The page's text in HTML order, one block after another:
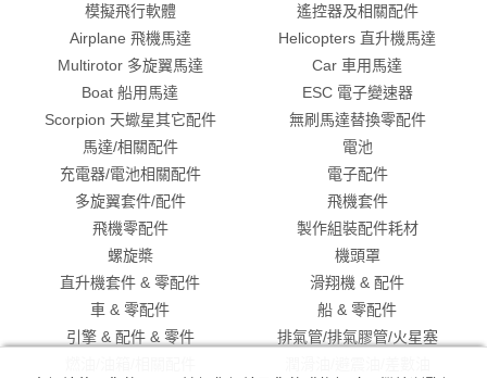
模擬飛行軟體
遙控器及相關配件
Airplane 飛機馬達
Helicopters 直升機馬達
Multirotor 多旋翼馬達
Car 車用馬達
Boat 船用馬達
ESC 電子變速器
Scorpion 天蠍星其它配件
無刷馬達替換零配件
馬達/相關配件
電池
充電器/電池相關配件
電子配件
多旋翼套件/配件
飛機套件
飛機零配件
製作組裝配件耗材
螺旋槳
機頭罩
直升機套件 & 零配件
滑翔機 & 配件
車 & 零配件
船 & 零配件
引擎 & 配件 & 零件
排氣管/排氣膠管/火星塞